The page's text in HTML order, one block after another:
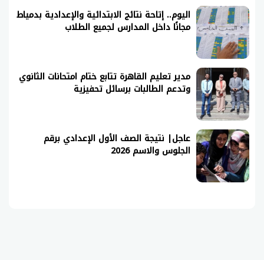
اليوم.. إتاحة نتائج الابتدائية والإعدادية بدمياط
مجانًا داخل المدارس لجميع الطلاب
مدير تعليم القاهرة تتابع ختام امتحانات الثانوي
وتدعم الطالبات برسائل تحفيزية
عاجل| نتيجة الصف الأول الإعدادي برقم
الجلوس والاسم 2026